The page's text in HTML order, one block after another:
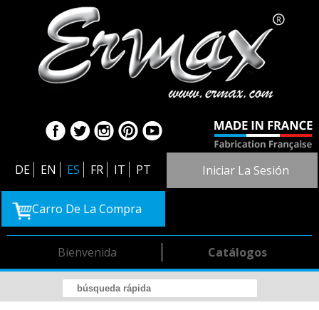
DE EN ES FR IT PT Iniciar La Sesión
Carro De La Compra
Catálogos
Bienvenida